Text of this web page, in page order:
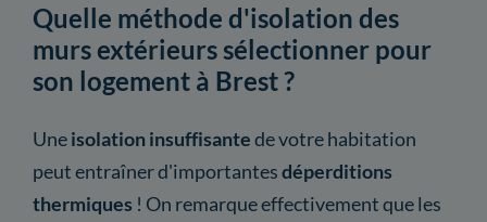
Quelle méthode d'isolation des
murs extérieurs sélectionner pour
son logement à Brest ?
Uneisolation insuffisantede votre habitation
peut entraîner d'importantesdéperditions
thermiques ! On remarque effectivement que les